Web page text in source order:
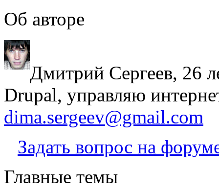
Об авторе
Дмитрий Сергеев, 26
Drupal, управляю
dima.sergeev@gmail.com
Задать вопрос на
Главные темы